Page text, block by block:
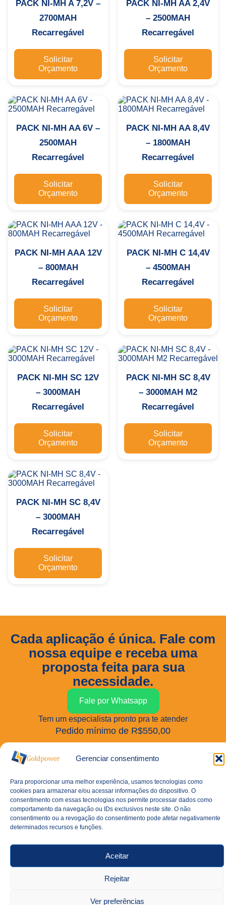
Gerenciar consentimento
Para proporcionar uma melhor experiência, usamos tecnologias como
cookies para armazenar e/ou acessar informações do dispositivo. O
consentimento com essas tecnologias nos permite processar dados como
comportamento da navegação ou IDs exclusivos neste site. O não
consentimento ou a revogação do consentimento pode afetar negativamente
determinados recursos e funções.
Aceitar
Rejeitar
Ver preferências
PACK NI-MH A 7,2V –
2700MAH
Recarregável
Solicitar
Orçamento
PACK NI-MH AA 2,4V
– 2500MAH
Recarregável
Solicitar
Orçamento
PACK NI-MH AA 6V –
2500MAH
Recarregável
Solicitar
Orçamento
PACK NI-MH AA 8,4V
– 1800MAH
Recarregável
Solicitar
Orçamento
PACK NI-MH AAA 12V
– 800MAH
Recarregável
Solicitar
Orçamento
PACK NI-MH C 14,4V
– 4500MAH
Recarregável
Solicitar
Orçamento
PACK NI-MH SC 12V
– 3000MAH
Recarregável
Solicitar
Orçamento
PACK NI-MH SC 8,4V
– 3000MAH M2
Recarregável
Solicitar
Orçamento
PACK NI-MH SC 8,4V
– 3000MAH
Recarregável
Solicitar
Orçamento
Cada aplicação é única. Fale com
nossa equipe e receba uma
proposta feita para sua
necessidade.
Fale por Whatsapp
Tem um especialista pronto pra te atender
Pedido mínimo de R$550,00
(11) 2940-2282
Vendas: goldpower@goldpower.com.br
R. Budapeste, 314 – Vila Marte, São Paulo – SP,